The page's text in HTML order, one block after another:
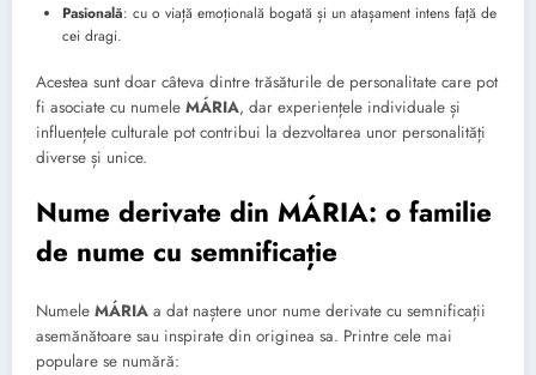
Pasională: cu o viață emoțională bogată și un atașament intens față de
cei dragi.
Acestea sunt doar câteva dintre trăsăturile de personalitate care pot
fi asociate cu numele MÁRIA, dar experiențele individuale și
influențele culturale pot contribui la dezvoltarea unor personalități
diverse și unice.
Nume derivate din MÁRIA: o familie
de nume cu semnificație
Numele MÁRIA a dat naștere unor nume derivate cu semnificații
asemănătoare sau inspirate din originea sa. Printre cele mai
populare se numără: